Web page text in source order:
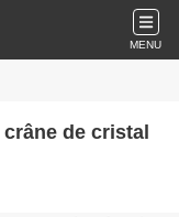
MENU
de cristal